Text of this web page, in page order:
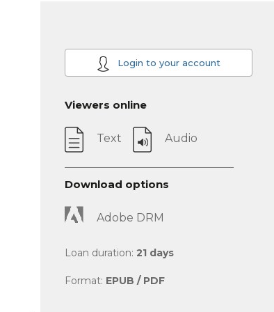
Login to your account
Viewers online
Text Audio
Download options
Adobe DRM
Loan duration: 21 days
Format: EPUB / PDF